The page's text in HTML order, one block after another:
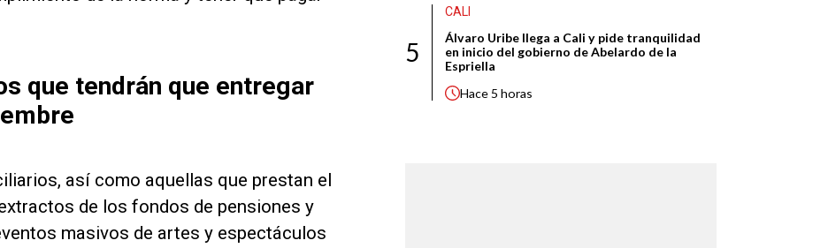
que tendrán que entregar
así como aquellas que prestan el
de los fondos de pensiones y
masivos de artes y espectáculos
5
CALI
Álvaro Uribe llega a Cali y pide tranquilidad
en inicio del gobierno de Abelardo de la
Espriella
Hace 5 horas